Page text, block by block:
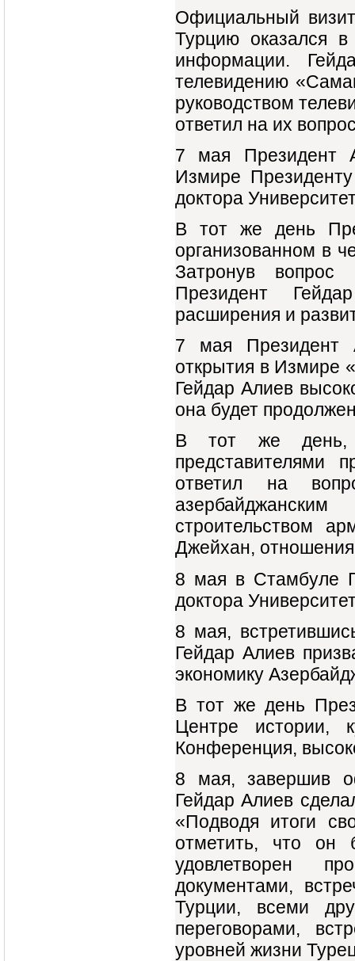
Официальный
Турцию оказался
информации.
телевидению
руководством
ответил на их
7 мая Президент
Измире
доктора
В тот же день
организованном в
Затронув
Президент
расширения и
7 мая Президент
открытия в Измире
Гейдар Алиев
она будет
В тот же день,
представителями
ответил на
строительством
Джейхан,
8 мая в Стамбуле
доктора
8 мая,
Гейдар Алиев
экономику
В тот же день
Центре истории,
Конференция,
8 мая, завершив
Гейдар Алиев
«Подводя итоги
отметить, что
удовлетворен
документами,
Турции, всеми
переговорами,
уровней жизни